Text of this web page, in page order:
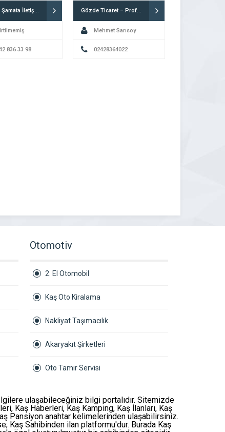
Turkcell Şamata İletişim / Sayısal Loto
836 33 98
Gözde Ticaret – Profilo Bayisi
Mehmet Sarısoy
02428364022
Otomotiv
2. El Otomobil
Kaş Oto Kiralama
Nakliyat Taşımacılık
Akaryakıt Şirketleri
Oto Tamir Servisi
ulaşabileceğiniz bilgi portalıdır. Sitemizde
, Kaş Haberleri, Kaş Kamping, Kaş İlanları, Kaş
Pansiyon anahtar kelimelerinden ulaşabilirsiniz.
Kaş Sahibinden ilan platformu'dur. Burada Kaş